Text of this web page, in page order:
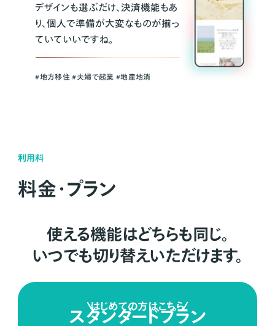
デザインも選ぶだけ、決済機能もあ
り、個人で準備が大変なものが揃っ
ていていいですね。
#地方移住 #夫婦で起業 #地産地消
利用料
料金・プラン
使える機能はどちらも同じ。
いつでも切り替えいただけます。
はじめての方はこちら
スタンダードプラン